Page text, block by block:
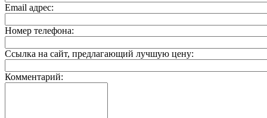
Email адрес:
Номер телефона:
Ссылка на сайт, предлагающий лучшую цену:
Комментарий: